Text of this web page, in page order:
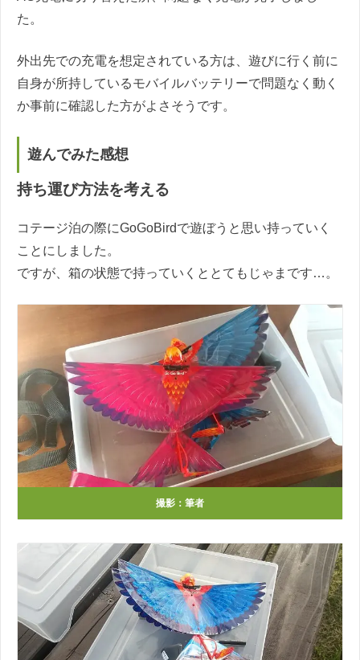
た。
外出先での充電を想定されている方は、遊びに行く前に
自身が所持しているモバイルバッテリーで問題なく動く
か事前に確認した方がよさそうです。
遊んでみた感想
持ち運び方法を考える
コテージ泊の際にGoGoBirdで遊ぼうと思い持っていく
ことにしました。
ですが、箱の状態で持っていくととてもじゃまです…。
撮影：筆者